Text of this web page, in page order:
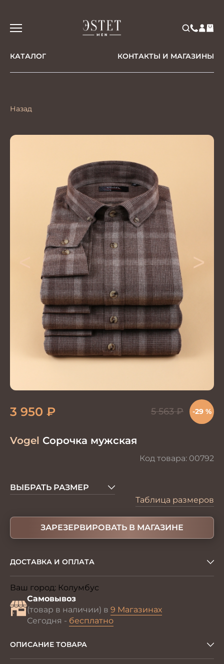
КАТАЛОГ КОНТАКТЫ И МАГАЗИНЫ
Назад
>
Vogel Сорочка мужская
Код товара: 00792
3 950 ₽ 5 563₽ -29 %
ВЫБРАТЬ РАЗМЕР
Таблица размеров
ЗАРЕЗЕРВИРОВАТЬ В МАГАЗИНЕ
ДОСТАВКА И ОПЛАТА
Ваш город: Колумбус
Самовывоз
(товар в наличии) в 9 Магазинах
Сегодня - бесплатно
ОПИСАНИЕ ТОВАРА